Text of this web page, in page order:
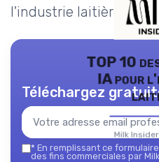
l'industrie laitière.
TOP 10
IA pour
Milk
Téléchargez
* En remplissant ce
des fins commerciales par